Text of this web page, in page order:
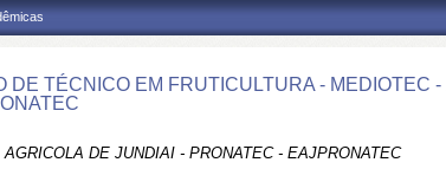
DE TÉCNICO EM FRUTICULTURA - MEDIOTEC
AGRICOLA DE JUNDIAI - PRONATEC - EAJPRONATEC